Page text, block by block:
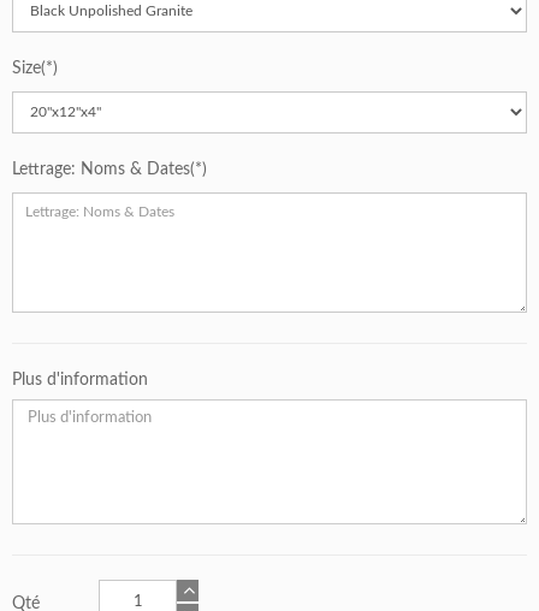
Size
Lettrage: Noms & Dates
Plus d'information
Qté